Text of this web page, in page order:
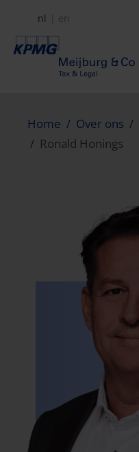
naar
Secundair
nl en
Home Over ons
Ronald Honings